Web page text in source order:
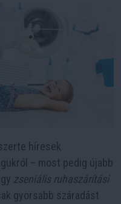
híresek
– most pedig újabb
zseniális ruhaszárítási
gyorsabb száradást